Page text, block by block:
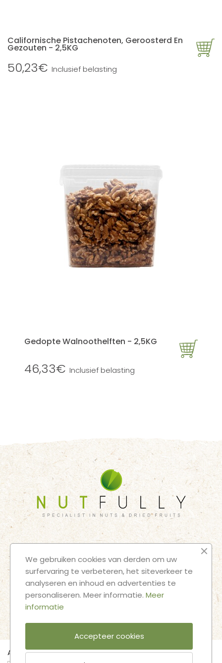
Aantal
Californische Pistachenoten, Geroosterd En
Gezouten - 2,5KG
50,23€ Inclusief belasting
Gedopte Walnoothelften - 2,5KG
46,33€ Inclusief belasting
JURIDISCHE KENNISGEVINGEN
ALGEMENE VOORWAARDEN
VOLG ONZE AVONTUREN
We gebruiken cookies van derden om uw
surfervaring te verbeteren, het siteverkeer te
analyseren en inhoud en advertenties te
personaliseren. Meer informatie. Meer
informatie
Accepteer cookies